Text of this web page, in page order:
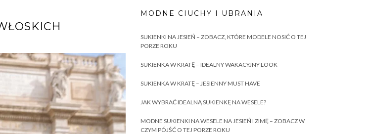
MODNE CIUCHY I UBRANIA
SUKIENKI NA JESIEŃ – ZOBACZ, KTÓRE MODELE NOSIĆ O TEJ
PORZE ROKU
SUKIENKA W KRATĘ – IDEALNY WAKACYJNY LOOK
SUKIENKA W KRATĘ – JESIENNY MUST HAVE
JAK WYBRAĆ IDEALNĄ SUKIENKĘ NA WESELE?
MODNE SUKIENKI NA WESELE NA JESIEŃ I ZIMĘ – ZOBACZ W
CZYM PÓJŚĆ O TEJ PORZE ROKU